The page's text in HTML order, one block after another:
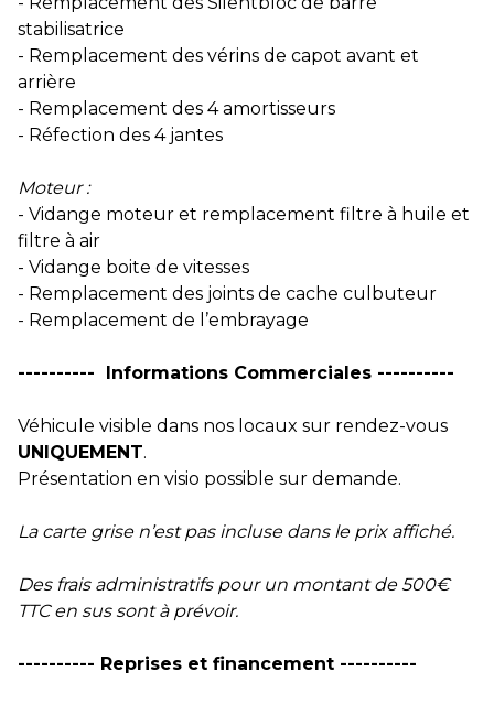
stabilisatrice
- Remplacement des vérins de capot avant et
arrière
- Remplacement des 4 amortisseurs
- Réfection des 4 jantes
Moteur :
- Vidange moteur et remplacement filtre à huile et
filtre à air
- Vidange boite de vitesses
- Remplacement des joints de cache culbuteur
- Remplacement de l’embrayage
---------- Informations Commerciales ----------
Véhicule visible dans nos locaux sur rendez-vous
UNIQUEMENT.
Présentation en visio possible sur demande.
La carte grise n’est pas incluse dans le prix affiché.
Des frais administratifs pour un montant de 500€
TTC en sus sont à prévoir.
---------- Reprises et financement ----------